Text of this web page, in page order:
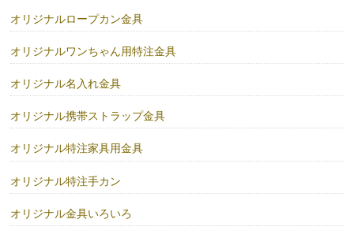
オリジナルロープカン金具
オリジナルワンちゃん用特注金具
オリジナル名入れ金具
オリジナル携帯ストラップ金具
オリジナル特注家具用金具
オリジナル特注手カン
オリジナル金具いろいろ